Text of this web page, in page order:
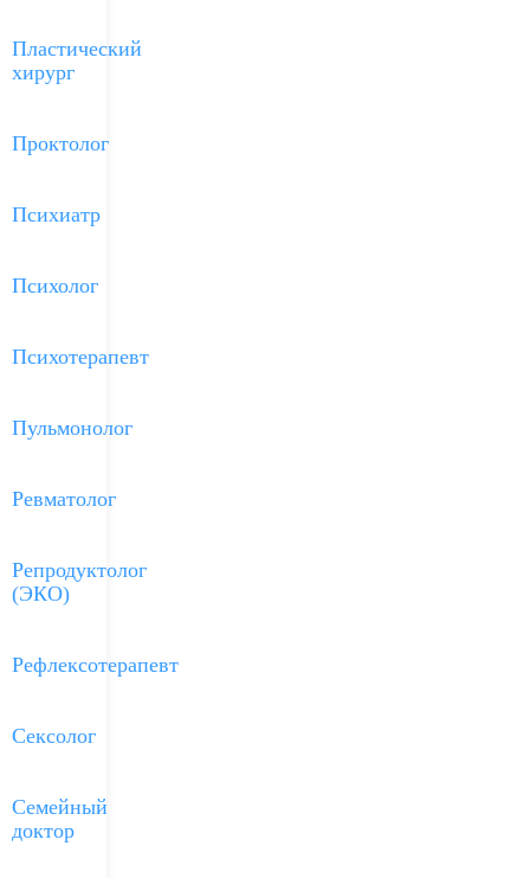
Пластический
хирург
Проктолог
Психиатр
Психолог
Психотерапевт
Пульмонолог
Ревматолог
Репродуктолог
(ЭКО)
Рефлексотерапевт
Сексолог
Семейный
доктор